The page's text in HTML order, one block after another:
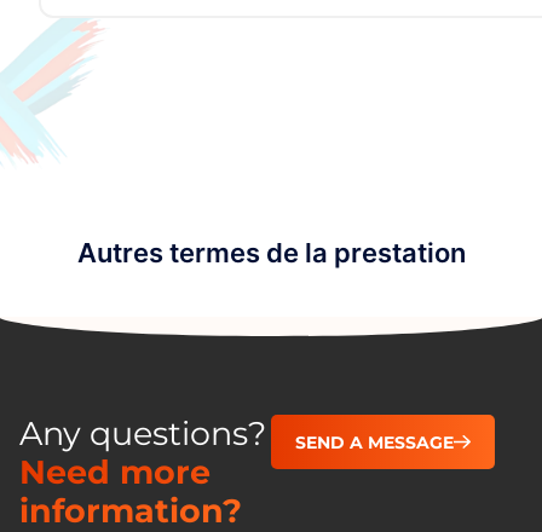
Autres termes de la prestation
Any questions?
Need more
information?
SEND A MESSAGE